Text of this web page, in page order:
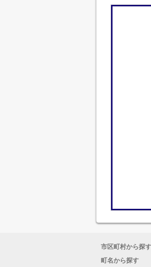
市区町村から探す
町名から探す